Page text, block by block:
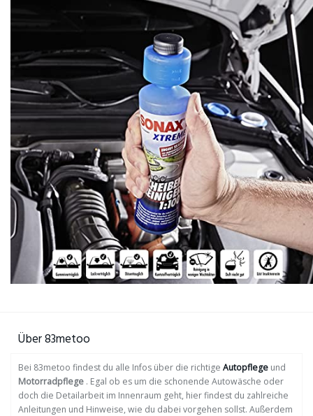
Über 83metoo
Bei 83metoo findest du alle Infos über die richtige Autopflege und
Motorradpflege . Egal ob es um die schonende Autowäsche oder
doch die Detailarbeit im Innenraum geht, hier findest du zahlreiche
Anleitungen und Hinweise, wie du dabei vorgehen sollst. Außerdem